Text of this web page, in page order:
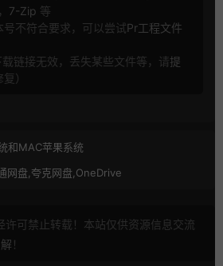
， 7-Zip 等
不符合要求，可以尝试Pr工程文件
链接无效，丢失某些文件等，请提
）
和MAC苹果系统
网盘,夸克网盘,OneDrive
许可禁止转载！本站仅供资源信息交流
！